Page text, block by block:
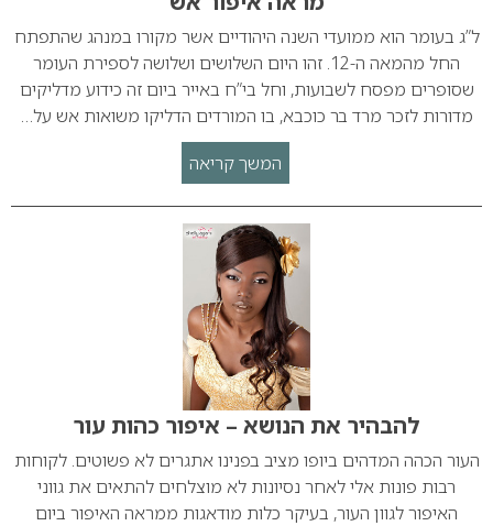
ל”ג בעומר הוא ממועדי השנה היהודיים אשר מקורו במנהג שהתפתח
החל מהמאה ה-12. זהו היום השלושים ושלושה לספירת העומר
שסופרים מפסח לשבועות, וחל בי”ח באייר ביום זה כידוע מדליקים
מדורות לזכר מרד בר כוכבא, בו המורדים הדליקו משואות אש על…
המשך קריאה
להבהיר את הנושא – איפור כהות עור
העור הכהה המדהים ביופו מציב בפנינו אתגרים לא פשוטים. לקוחות
רבות פונות אלי לאחר נסיונות לא מוצלחים להתאים את גווני
האיפור לגוון העור, בעיקר כלות מודאגות ממראה האיפור ביום